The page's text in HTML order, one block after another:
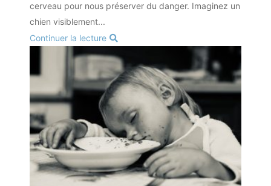
cerveau pour nous préserver du danger. Imaginez un
chien visiblement...
Continuer la lecture